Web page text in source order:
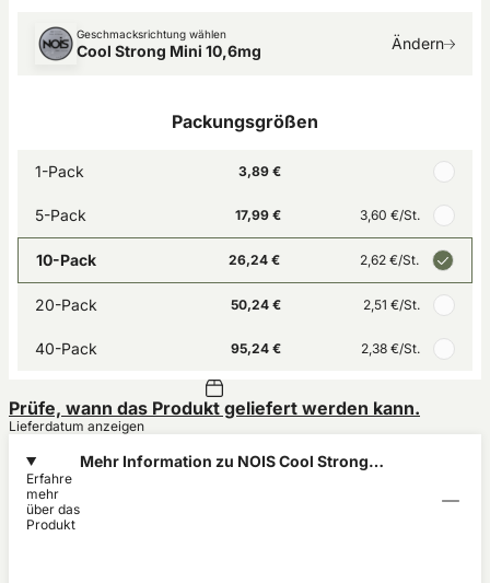
Geschmacksrichtung wählen
Cool Strong Mini 10,6mg Ändern
Packungsgrößen
1-Pack 3,89 €
5-Pack 17,99 € 3,60 €/St.
10-Pack 26,24 € 2,62 €/St.
20-Pack 50,24 € 2,51 €/St.
40-Pack 95,24 € 2,38 €/St.
Prüfe, wann das Produkt geliefert werden kann.
Lieferdatum anzeigen
Mehr Information zu NOIS Cool Strong
Erfahre
mehr
über das
Produkt